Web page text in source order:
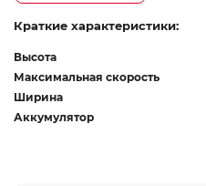
Краткие характеристики:
Высота
Максимальная скорость
Ширина
Аккумулятор